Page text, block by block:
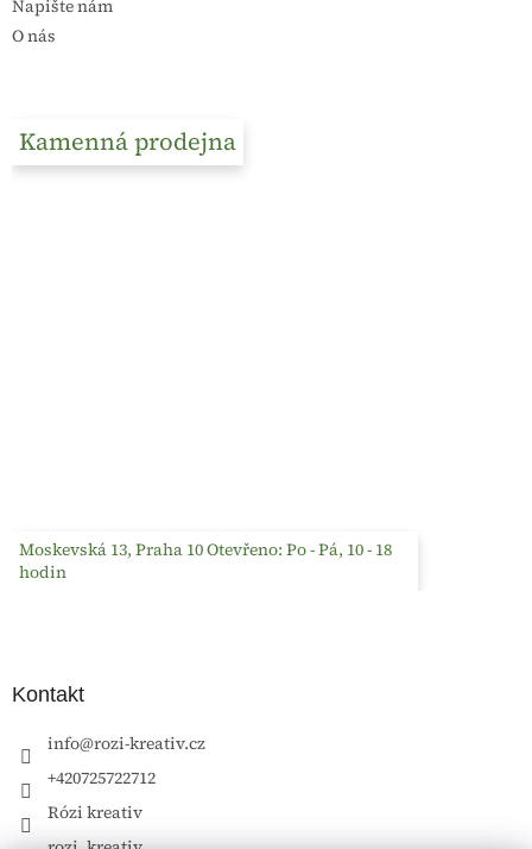
Napište nám
O nás
Kamenná prodejna
Moskevská 13, Praha 10 Otevřeno: Po - Pá, 10 - 18
hodin
Kontakt
info@rozi-kreativ.cz
+420725722712
Rózi kreativ